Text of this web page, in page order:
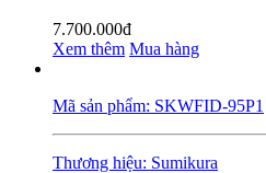
7.700.000đ
Xem thêm Mua hàng
Mã sản phẩm: SKWFID-95P1
Thương hiệu: Sumikura